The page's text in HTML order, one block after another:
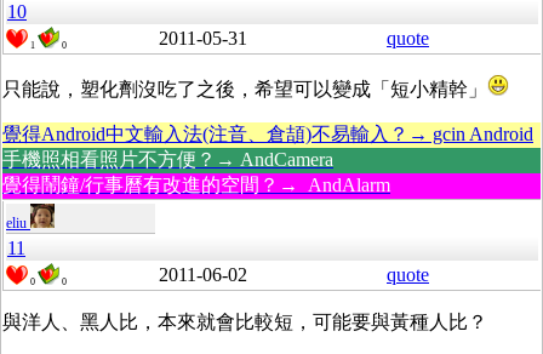
10
1 0 2011-05-31 quote
只能說，塑化劑沒吃了之後，希望可以變成「短小精幹」
覺得Android中文輸入法(注音、倉頡)不易輸入？→ gcin Android
手機照相看照片不方便？→ AndCamera
覺得鬧鐘/行事曆有改進的空間？→ AndAlarm
eliu
11
0 0 2011-06-02 quote
與洋人、黑人比，本來就會比較短，可能要與黃種人比？